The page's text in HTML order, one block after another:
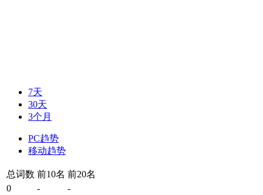
7天
30天
3个月
PC趋势
移动趋势
总词数 前10名 前20名
0
- -